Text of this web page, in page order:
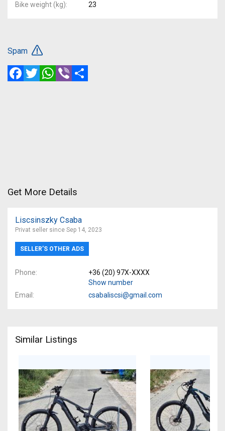
Bike weight (kg) 23
Spam
FacebookTwitterWhatsApp
Viber
Get More Details
Liscsinszky Csaba
Privat seller since Sep 14, 2023
SELLER’S OTHER ADS
Phone
+36 (20) 97X-XXXX
Show number
Email
csabaliscsi@gmail.com
Similar Listings